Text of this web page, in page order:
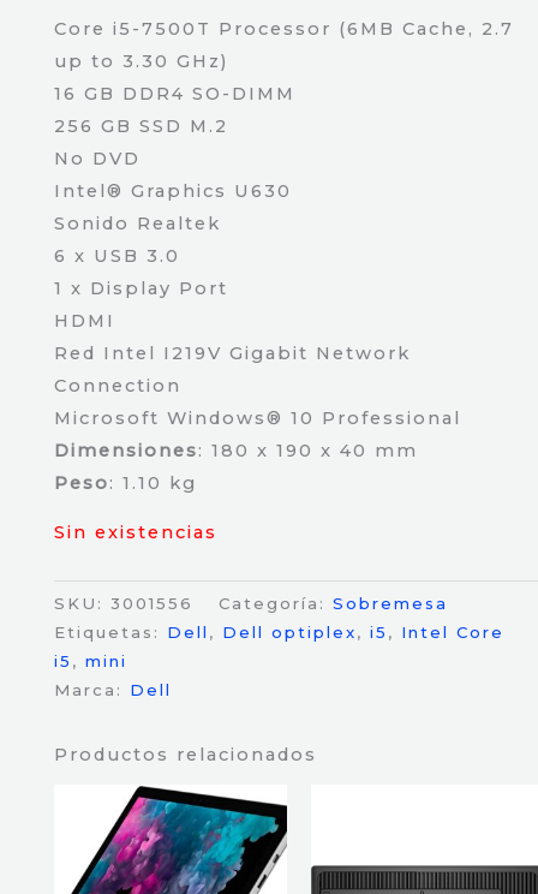
Core i5-7500T Processor (6MB Cache, 2.7
up to 3.30 GHz)
16 GB DDR4 SO-DIMM
256 GB SSD M.2
No DVD
Intel® Graphics U630
Sonido Realtek
6 x USB 3.0
1 x Display Port
HDMI
Red Intel I219V Gigabit Network
Connection
Microsoft Windows® 10 Professional
Dimensiones: 180 x 190 x 40 mm
Peso: 1.10 kg
Sin existencias
SKU: 3001556 Categoría: Sobremesa
Etiquetas: Dell , Dell optiplex, i5 , Intel Core
i5 , mini
Marca: Dell
Productos relacionados